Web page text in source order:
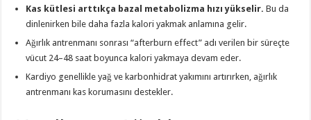
Kas kütlesi arttıkça bazal metabolizma hızı yükselir. Bu da
dinlenirken bile daha fazla kalori yakmak anlamına gelir.
Ağırlık antrenmanı sonrası “afterburn effect” adı verilen bir süreçte
vücut 24–48 saat boyunca kalori yakmaya devam eder.
Kardiyo genellikle yağ ve karbonhidrat yakımını artırırken, ağırlık
antrenmanı kas korumasını destekler.